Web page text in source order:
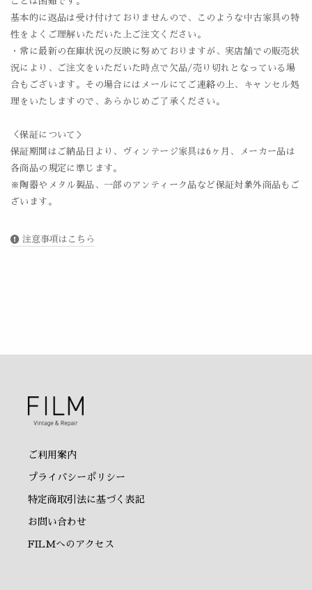
基本的に返品は受け付けておりませんので、このような中古家具の特
性をよくご理解いただいた上ご注文ください。
・常に最新の在庫状況の反映に努めておりますが、実店舗での販売状
況により、ご注文をいただいた時点で欠品/売り切れとなっている場
合もございます。その場合にはメールにてご連絡の上、キャンセル処
理をいたしますので、あらかじめご了承ください。
＜保証について＞
保証期間はご納品日より、ヴィンテージ家具は6ヶ月、メーカー品は
各商品の規定に準じます。
※陶器やメタル製品、一部のアンティーク品など保証対象外商品もご
ざいます。
注意事項はこちら
ご利用案内
プライバシーポリシー
特定商取引法に基づく表記
お問い合わせ
FILMへのアクセス